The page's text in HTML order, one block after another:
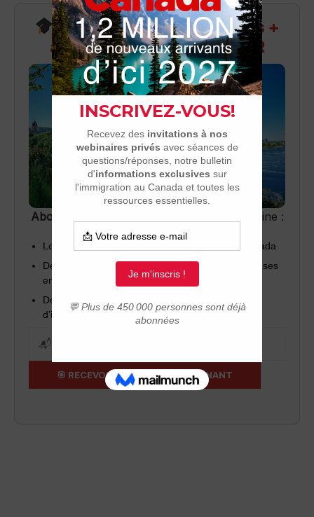
Recevez infos exclusives +
accès aux webinaires Q&R
Abonnez-vous pour recevoir chaque semaine :
Les dernières nouvelles sur l’immigration au Canada
Des invitations à nos webinaires (questions/réponses
en direct)
Des outils pratiques pour réussir votre projet
d’installation